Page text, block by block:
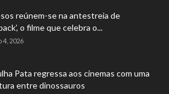
reúnem-se na antestreia de
o filme que celebra o...
4, 2026
Pata regressa aos cinemas com uma
entre dinossauros